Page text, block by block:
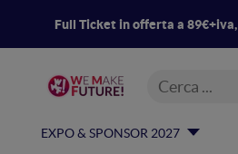
Full Ticket in offerta a 89€+iva,
EXPO & SPONSOR 2027